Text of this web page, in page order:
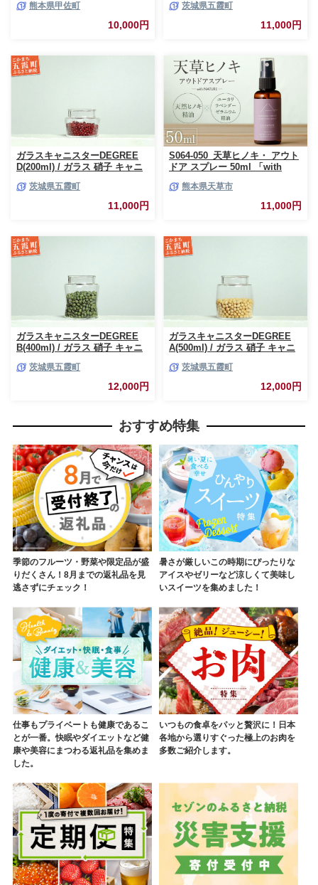
ンテリア 虫よけ作用 人気 おす
熊本県甲佐町
10,000円
耐熱 一生もの 職人 こだわり
JIDA デザインミュージアムセ
レクション 茨城県 五霞町
茨城県五霞町
11,000円
ガラスキャニスターDEGREE
D(200ml) / ガラス 硝子 キャニ
耐熱 一生もの 職人 こだわり
JIDA デザインミュージアムセ
レクション 茨城県 五霞町
茨城県五霞町
11,000円
S064-050_天草ヒノキ・ アウト
ドア スプレー 50ml 「with
熊本県天草市
11,000円
ガラスキャニスターDEGREE
B(400ml) / ガラス 硝子 キャニ
耐熱 一生もの 職人 こだわり
JIDA デザインミュージアムセ
レクション 茨城県 五霞町
茨城県五霞町
12,000円
ガラスキャニスターDEGREE
A(500ml) / ガラス 硝子 キャニ
耐熱 一生もの 職人 こだわり
JIDA デザインミュージアムセ
レクション 茨城県 五霞町
茨城県五霞町
12,000円
おすすめ特集
季節のフルーツ・野菜や限定品が盛
りだくさん！8月までの返礼品を見
逃さずにチェック！
暑さが厳しいこの時期にぴったりな
アイスやゼリーなど涼しくて美味し
いスイーツを集めました！
仕事もプライベートも健康であるこ
とが一番。快眠やダイエットなど健
康や美容にまつわる返礼品を集めま
した。
いつもの食卓をパッと贅沢に！日本
各地から選りすぐった極上のお肉を
多数ご紹介します。